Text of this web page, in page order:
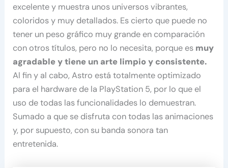
excelente y muestra unos universos vibrantes,
coloridos y muy detallados. Es cierto que puede no
tener un peso gráfico muy grande en comparación
con otros títulos, pero no lo necesita, porque es muy
agradable y tiene un arte limpio y consistente.
Al fin y al cabo, Astro está totalmente optimizado
para el hardware de la PlayStation 5, por lo que el
uso de todas las funcionalidades lo demuestran.
Sumado a que se disfruta con todas las animaciones
y, por supuesto, con su banda sonora tan
entretenida.